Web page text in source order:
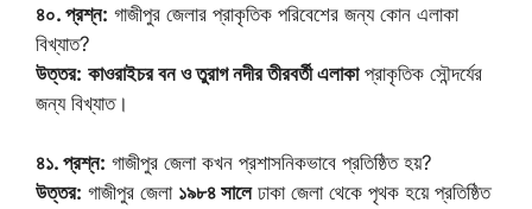
৪০. প্রশ্ন: গাজীপুর জেলার প্রাকৃতিক পরিবেশের জন্য কোন এলাকা
বিখ্যাত?
উত্তর: কাওরাইচর বন ও তুরাগ নদীর তীরবর্তী এলাকাপ্রাকৃতিক সৌন্দর্যের
জন্য বিখ্যাত।
৪১. প্রশ্ন: গাজীপুর জেলা কখন প্রশাসনিকভাবে প্রতিষ্ঠিত হয়?
উত্তর: গাজীপুর জেলা ১৯৮৪ সালেঢাকা জেলা থেকে পৃথক হয়ে প্রতিষ্ঠিত